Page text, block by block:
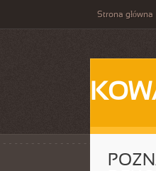
Strona główna